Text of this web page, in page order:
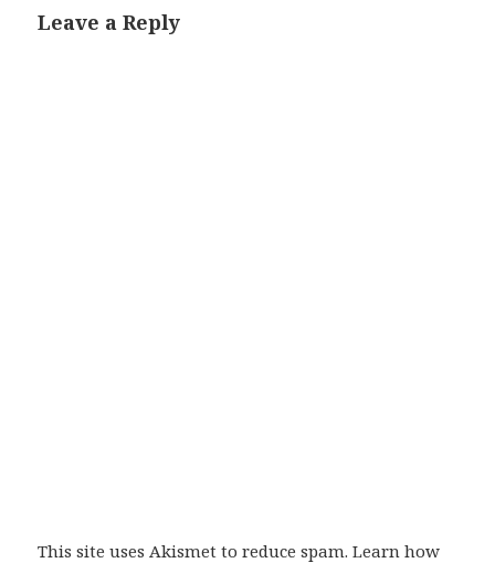
Leave a Reply
This site uses Akismet to reduce spam.Learn how